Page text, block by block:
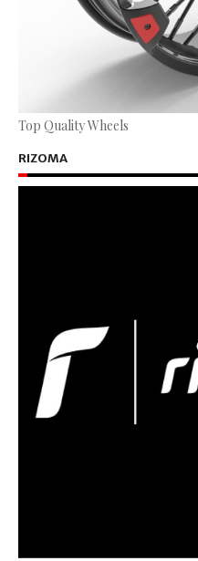
Top Quality Wheels
RIZOMA